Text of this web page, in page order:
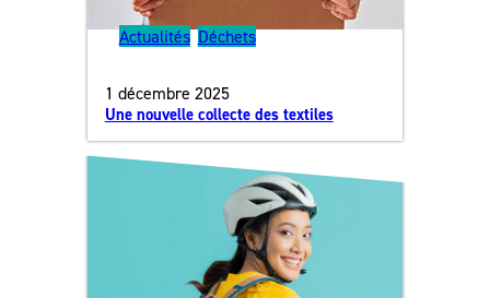
Actualités, Déchets
1 décembre 2025
Une nouvelle collecte des textiles